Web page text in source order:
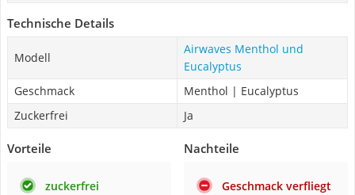
Technische Details
Modell
Airwaves Menthol und
Eucalyptus
Geschmack
Menthol | Eucalyptus
Zuckerfrei
Ja
Vorteile
zuckerfrei
Nachteile
Geschmack verfliegt